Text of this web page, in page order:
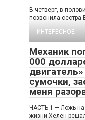
В четверг, в
позвонила сестра
ИНТЕРЕСНОЕ
Механик
000
сумочки,
меня
ЧАСТЬ 1 — Ложь на
жизни Хелен